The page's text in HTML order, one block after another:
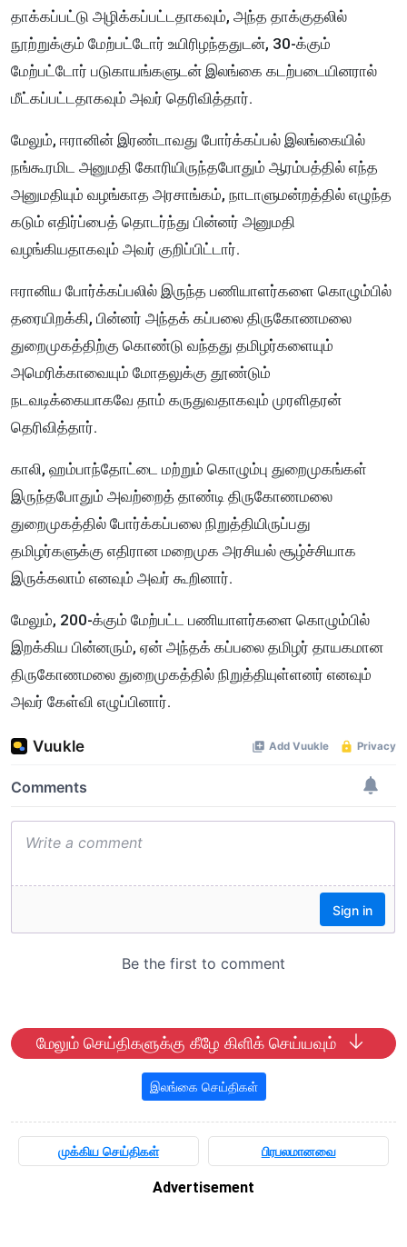
தாக்கப்பட்டு அழிக்கப்பட்டதாகவும், அந்த தாக்குதலில்
நூற்றுக்கும் மேற்பட்டோர் உயிரிழந்ததுடன், 30-க்கும்
மேற்பட்டோர் படுகாயங்களுடன் இலங்கை கடற்படையினரால்
மீட்கப்பட்டதாகவும் அவர் தெரிவித்தார்.
மேலும், ஈரானின் இரண்டாவது போர்க்கப்பல் இலங்கையில்
நங்கூரமிட அனுமதி கோரியிருந்தபோதும் ஆரம்பத்தில் எந்த
அனுமதியும் வழங்காத அரசாங்கம், நாடாளுமன்றத்தில் எழுந்த
கடும் எதிர்ப்பைத் தொடர்ந்து பின்னர் அனுமதி
வழங்கியதாகவும் அவர் குறிப்பிட்டார்.
ஈரானிய போர்க்கப்பலில் இருந்த பணியாளர்களை கொழும்பில்
தரையிறக்கி, பின்னர் அந்தக் கப்பலை திருகோணமலை
துறைமுகத்திற்கு கொண்டு வந்தது தமிழர்களையும்
அமெரிக்காவையும் மோதலுக்கு தூண்டும்
நடவடிக்கையாகவே தாம் கருதுவதாகவும் முரளிதரன்
தெரிவித்தார்.
காலி, ஹம்பாந்தோட்டை மற்றும் கொழும்பு துறைமுகங்கள்
இருந்தபோதும் அவற்றைத் தாண்டி திருகோணமலை
துறைமுகத்தில் போர்க்கப்பலை நிறுத்தியிருப்பது
தமிழர்களுக்கு எதிரான மறைமுக அரசியல் சூழ்ச்சியாக
இருக்கலாம் எனவும் அவர் கூறினார்.
மேலும், 200-க்கும் மேற்பட்ட பணியாளர்களை கொழும்பில்
இறக்கிய பின்னரும், ஏன் அந்தக் கப்பலை தமிழர் தாயகமான
திருகோணமலை துறைமுகத்தில் நிறுத்தியுள்ளனர் எனவும்
அவர் கேள்வி எழுப்பினார்.
மேலும் செய்திகளுக்கு கீழே கிளிக் செய்யவும்
இலங்கை செய்திகள்
முக்கிய செய்திகள் பிரபலமானவை
Advertisement